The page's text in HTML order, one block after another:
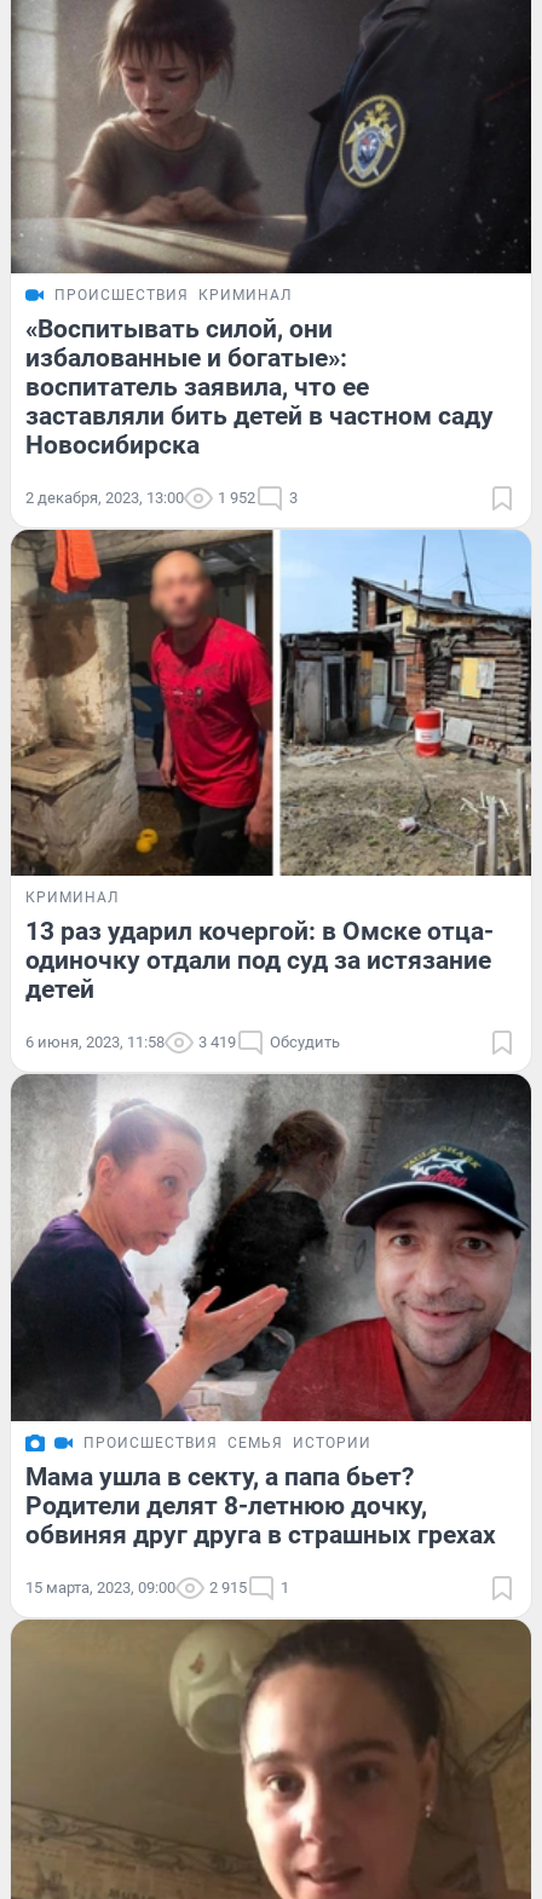
ПРОИСШЕСТВИЯ КРИМИНАЛ
«Воспитывать силой, они
избалованные и богатые»:
воспитатель заявила, что ее
заставляли бить детей в частном саду
Новосибирска
2 декабря, 2023, 13:00 1 952 3
КРИМИНАЛ
13 раз ударил кочергой: в Омске отца-
одиночку отдали под суд за истязание
детей
6 июня, 2023, 11:58 3 419 Обсудить
ПРОИСШЕСТВИЯ СЕМЬЯ ИСТОРИИ
Мама ушла в секту, а папа бьет?
Родители делят 8-летнюю дочку,
обвиняя друг друга в страшных грехах
15 марта, 2023, 09:00 2 915 1